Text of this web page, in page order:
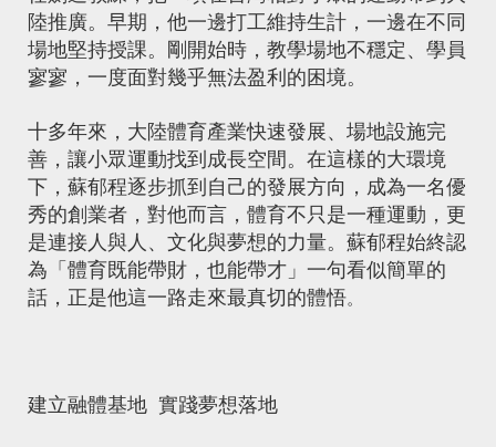
陸推廣。早期，他一邊打工維持生計，一邊在不同
場地堅持授課。剛開始時，教學場地不穩定、學員
寥寥，一度面對幾乎無法盈利的困境。
十多年來，大陸體育產業快速發展、場地設施完
善，讓小眾運動找到成長空間。在這樣的大環境
下，蘇郁程逐步抓到自己的發展方向，成為一名優
秀的創業者，對他而言，體育不只是一種運動，更
是連接人與人、文化與夢想的力量。蘇郁程始終認
為「體育既能帶財，也能帶才」一句看似簡單的
話，正是他這一路走來最真切的體悟。
建立融體基地 實踐夢想落地